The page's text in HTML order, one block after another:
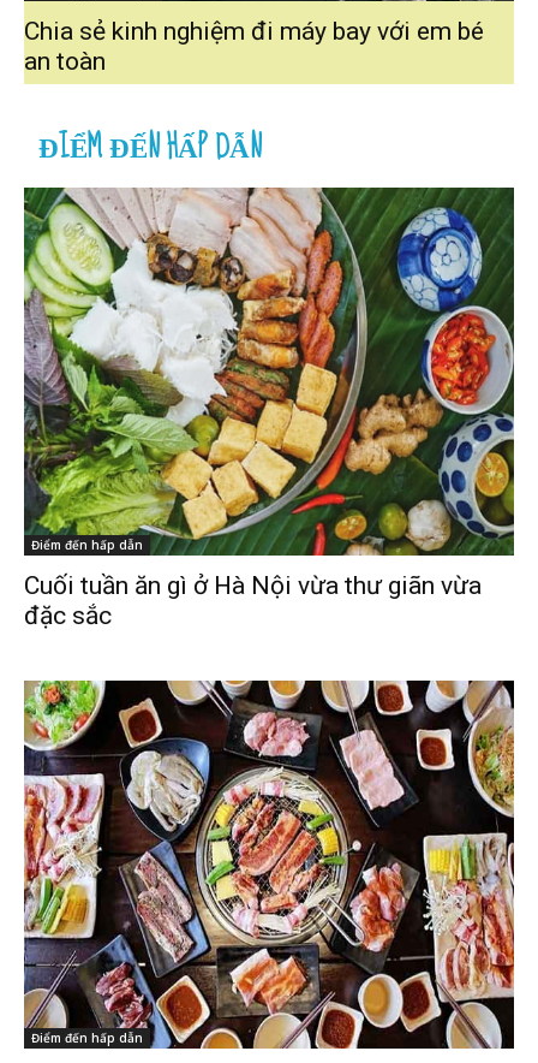
Chia sẻ kinh nghiệm đi máy bay với em bé
an toàn
ĐIỂM ĐẾN HẤP DẪN
Điểm đến hấp dẫn
Cuối tuần ăn gì ở Hà Nội vừa thư giãn vừa
đặc sắc
Điểm đến hấp dẫn